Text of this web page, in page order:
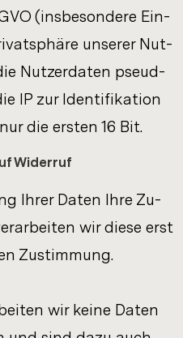
(ins­be­son­de­re Ein­
un­se­rer Nut­
Nut­zer­da­ten pseud­
IP zur Iden­ti­fi­ka­ti­on
die ers­ten 16 Bit.
Wi­der­ruf
Ihrer Daten Ihre Zu­
wir diese erst
Zu­stim­mung.
wir keine Daten